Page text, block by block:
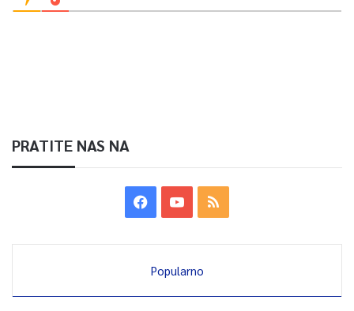
PRATITE NAS NA
Popularno